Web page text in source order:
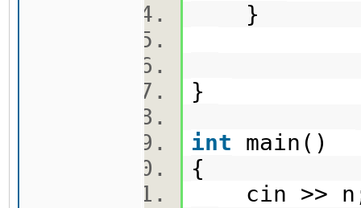
}
}
int main()
{
cin >>